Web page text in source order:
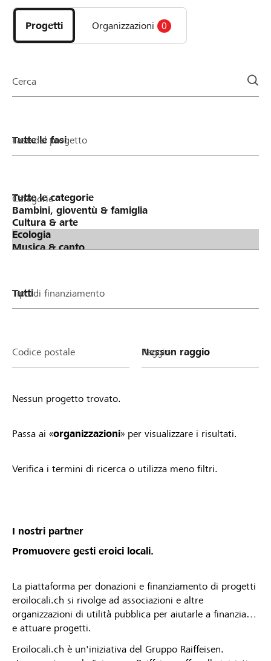
DE FR IT
i
progetti
e
della
Progetti Organizzazioni 0
Cerca
Fase del progetto
Categorie
Tipo di finanziamento
Codice postale Raggio
Nessun progetto trovato.
Passa ai «organizzazioni» per visualizzare i risultati.
Verifica i termini di ricerca o utilizza meno filtri.
I nostri partner
Promuovere gesti eroici locali.
La piattaforma per donazioni e finanziamento di progetti
eroilocali.ch si rivolge ad associazioni e altre
organizzazioni di utilità pubblica per aiutarle a finanziare
e attuare progetti.
Eroilocali.ch è un'iniziativa del Gruppo Raiffeisen.